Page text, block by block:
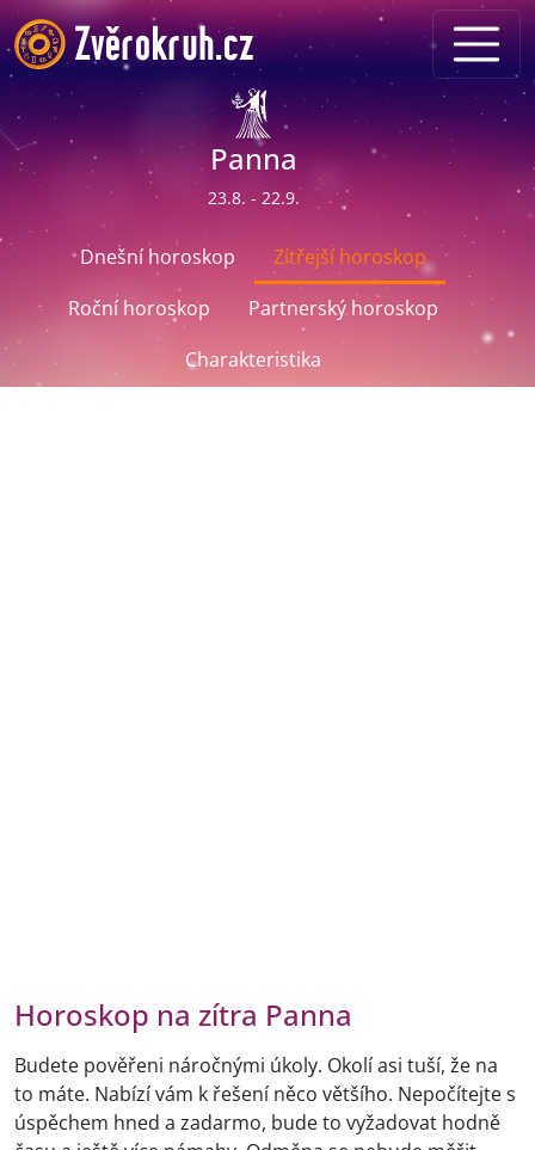
Panna
23.8. - 22.9.
Dnešní horoskop
Zítřejší horoskop
Roční horoskop
Partnerský horoskop
Charakteristika
Horoskop na zítra Panna
Budete pověřeni náročnými úkoly. Okolí asi tuší, že na
to máte. Nabízí vám k řešení něco většího. Nepočítejte s
úspěchem hned a zadarmo, bude to vyžadovat hodně